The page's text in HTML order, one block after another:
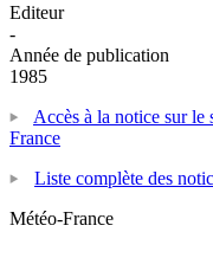
Editeur
-
Année de publication
1985
Accès à la notice sur
France
Liste complète des
Météo-France